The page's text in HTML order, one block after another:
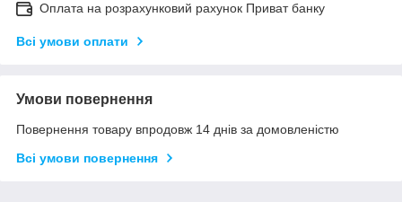
Оплата на розрахунковий рахунок Приват банку
Всі умови оплати
Умови повернення
Повернення товару впродовж 14 днів за домовленістю
Всі умови повернення